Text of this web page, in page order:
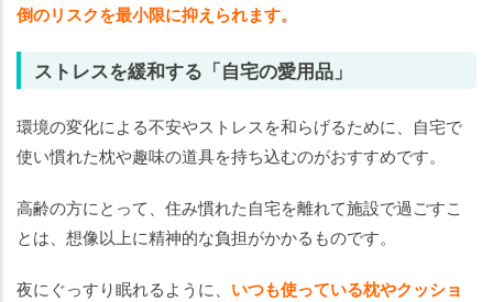
倒のリスクを最小限に抑えられます。
ストレスを緩和する「自宅の愛用品」
環境の変化による不安やストレスを和らげるために、自宅で
使い慣れた枕や趣味の道具を持ち込むのがおすすめです。
高齢の方にとって、住み慣れた自宅を離れて施設で過ごすこ
とは、想像以上に精神的な負担がかかるものです。
夜にぐっすり眠れるように、 いつも使っている枕やクッショ